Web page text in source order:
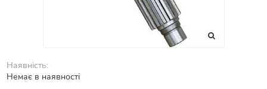
Наявність:
Немає в наявності